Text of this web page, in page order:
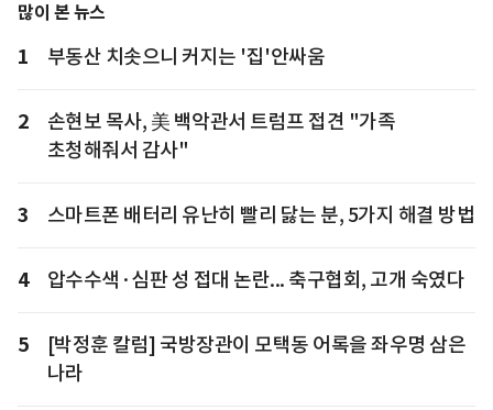
많이 본 뉴스
1 부동산 치솟으니 커지는 '집'안싸움
2
손현보 목사, 美 백악관서 트럼프 접견 "가족
초청해줘서 감사"
3 스마트폰 배터리 유난히 빨리 닳는 분, 5가지 해결 방법
4 압수수색·심판 성 접대 논란... 축구협회, 고개 숙였다
5
[박정훈 칼럼] 국방장관이 모택동 어록을 좌우명 삼은
나라